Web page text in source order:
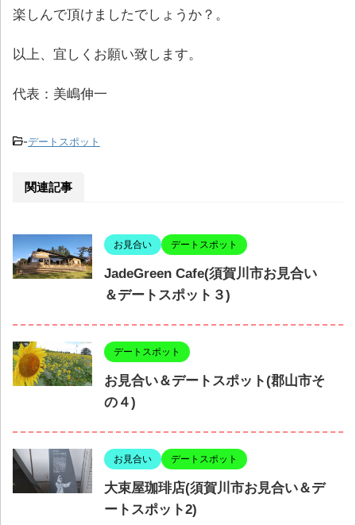
楽しんで頂けましたでしょうか？。
以上、宜しくお願い致します。
代表：美嶋伸一
-デートスポット
関連記事
お見合い デートスポット
JadeGreen Cafe(須賀川市お見合い
＆デートスポット３)
デートスポット
お見合い＆デートスポット(郡山市そ
の４)
お見合い デートスポット
大束屋珈琲店(須賀川市お見合い＆デ
ートスポット2)